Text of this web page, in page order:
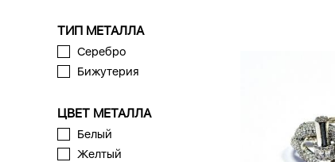
ТИП МЕТАЛЛА
Серебро
Бижутерия
ЦВЕТ МЕТАЛЛА
Белый
Желтый